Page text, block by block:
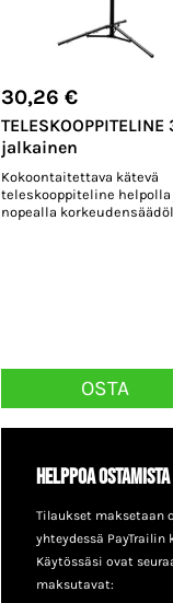
30,26 €
TELESKOOPPITELINE
jalkainen
Kokoontaitettava kätevä
teleskooppiteline helpolla
nopealla
OSTA
Helppoa ostamista
Tilaukset maksetaan
yhteydessä PayTrailin
Käytössäsi ovat
maksutavat: